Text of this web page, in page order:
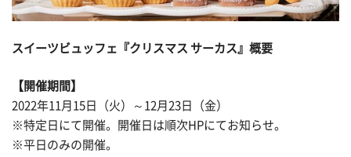
スイーツビュッフェ『クリスマス サーカス』概要
【開催期間】
2022年11月15日（火）～12月23日（金）
※特定日にて開催。開催日は順次HPにてお知らせ。
※平日のみの開催。